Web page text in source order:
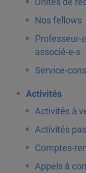
Unités de
Nos fellows
Professeur-
associé-e-s
Service-
Activités
Activités à
Activités
Comptes-
Appels à